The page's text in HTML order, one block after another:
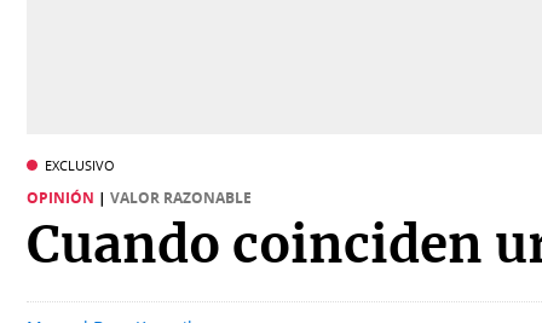
Política
Economía
Mundo
Vivir+
Opinión
Blogs
EXCLUSIVO
OPINIÓN | VALOR RAZONABLE
Cuando coinciden